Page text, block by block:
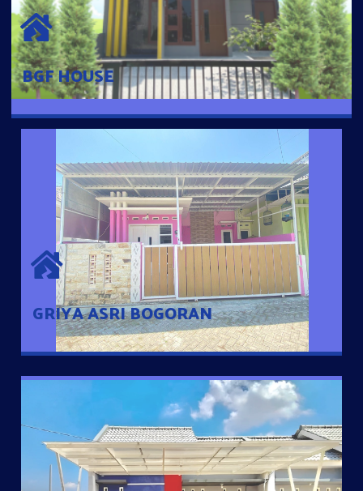
BGF HOUSE
Hunian Mewah Pusat Kota dengan fasilitas Free Desain, Dapur,
Parkir Mobil dengan 3 Kamar Tidur dan 2 Kamar Mandi.
GRIYA ASRI BOGORAN
GRIYA ASRI BOGORAN
Desain Modern Minimalis dengan Konsep Rumah Pintar
Sehingga Memudahkan Penghuni mengakses rumahnya
dengan Ponsel
SURYA MADANI SATU